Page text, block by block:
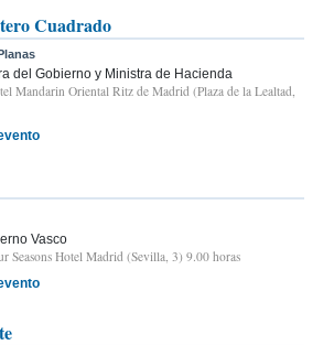
Cuadrado
del Gobierno y Ministra de Hacienda
Mandarin Oriental Ritz de Madrid (Plaza de la Lealtad,
Vasco
Seasons Hotel Madrid (Sevilla, 3) 9.00 horas